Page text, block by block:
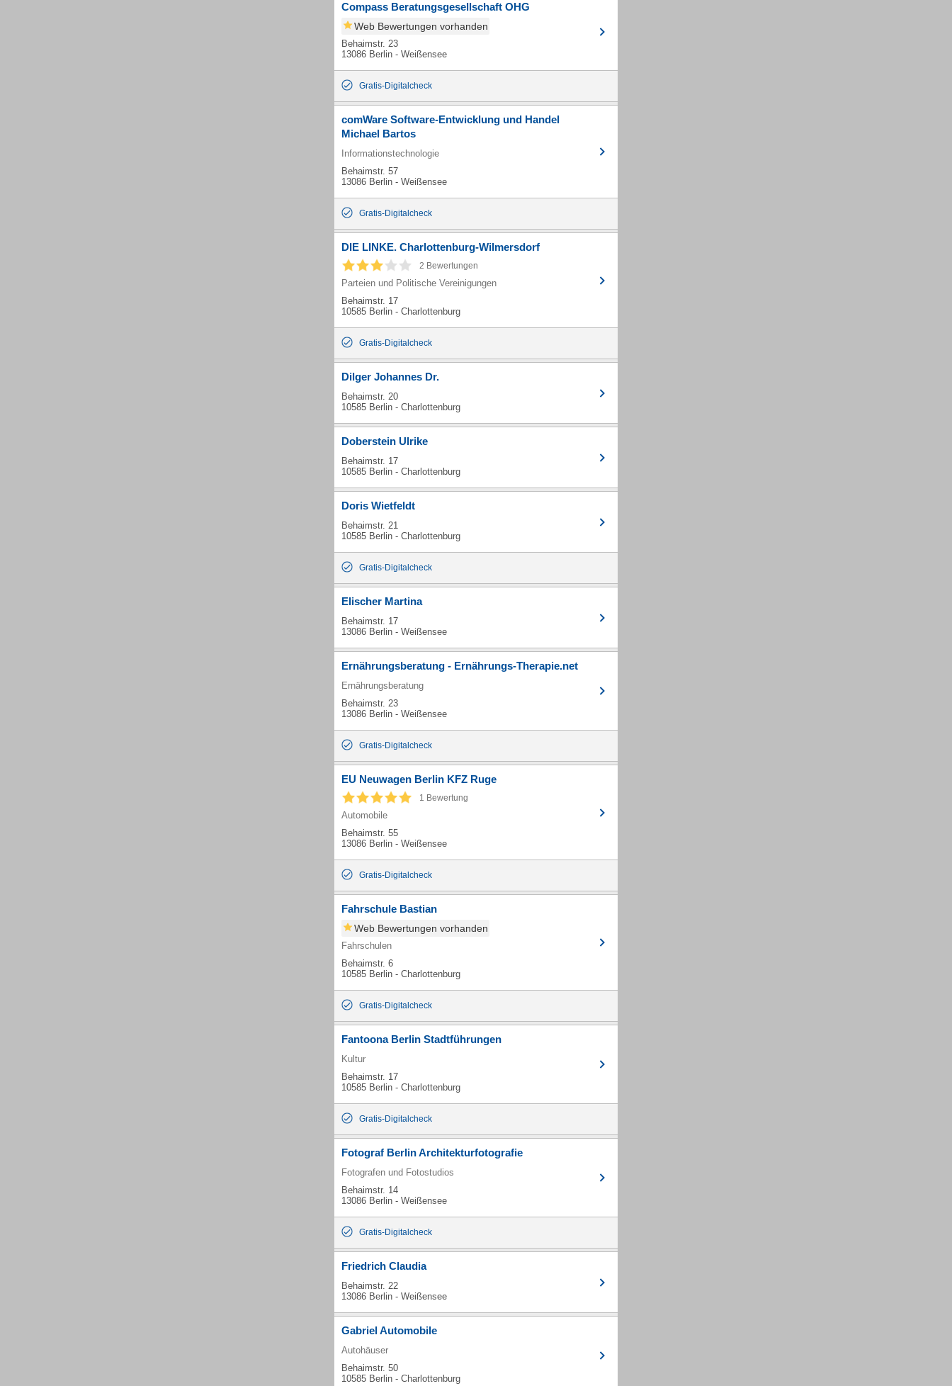
Compass Beratungsgesellschaft OHG
Web Bewertungen vorhanden
Behaimstr. 23
13086 Berlin - Weißensee
Gratis-Digitalcheck
comWare Software-Entwicklung und Handel
Michael Bartos
Informationstechnologie
Behaimstr. 57
13086 Berlin - Weißensee
Gratis-Digitalcheck
DIE LINKE. Charlottenburg-Wilmersdorf
2 Bewertungen
Parteien und Politische Vereinigungen
Behaimstr. 17
10585 Berlin - Charlottenburg
Gratis-Digitalcheck
Dilger Johannes Dr.
Behaimstr. 20
10585 Berlin - Charlottenburg
Doberstein Ulrike
Behaimstr. 17
10585 Berlin - Charlottenburg
Doris Wietfeldt
Behaimstr. 21
10585 Berlin - Charlottenburg
Gratis-Digitalcheck
Elischer Martina
Behaimstr. 17
13086 Berlin - Weißensee
Ernährungsberatung - Ernährungs-Therapie.net
Ernährungsberatung
Behaimstr. 23
13086 Berlin - Weißensee
Gratis-Digitalcheck
EU Neuwagen Berlin KFZ Ruge
1 Bewertung
Automobile
Behaimstr. 55
13086 Berlin - Weißensee
Gratis-Digitalcheck
Fahrschule Bastian
Web Bewertungen vorhanden
Fahrschulen
Behaimstr. 6
10585 Berlin - Charlottenburg
Gratis-Digitalcheck
Fantoona Berlin Stadtführungen
Kultur
Behaimstr. 17
10585 Berlin - Charlottenburg
Gratis-Digitalcheck
Fotograf Berlin Architekturfotografie
Fotografen und Fotostudios
Behaimstr. 14
13086 Berlin - Weißensee
Gratis-Digitalcheck
Friedrich Claudia
Behaimstr. 22
13086 Berlin - Weißensee
Gabriel Automobile
Autohäuser
Behaimstr. 50
10585 Berlin - Charlottenburg